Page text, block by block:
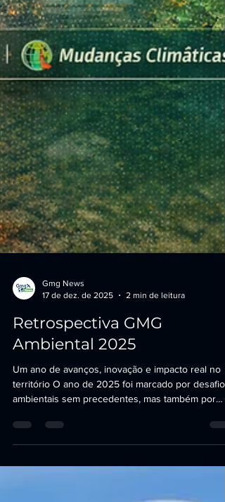
Gmg News
17 de dez. de 2025
2 min de leitura
Retrospectiva GMG
Ambiental 2025
território O ano de 2025 foi marcado por desafios
avanços importantes na forma como o Brasil